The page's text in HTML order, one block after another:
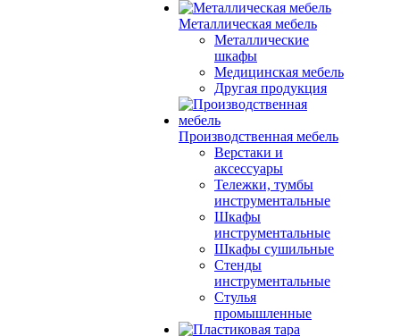
Металлическая мебель
Металлические
шкафы
Медицинская мебель
Другая продукция
Производственная мебель
Верстаки и
аксессуары
Тележки, тумбы
инструментальные
Шкафы
инструментальные
Шкафы сушильные
Стенды
инструментальные
Cтулья
промышленные